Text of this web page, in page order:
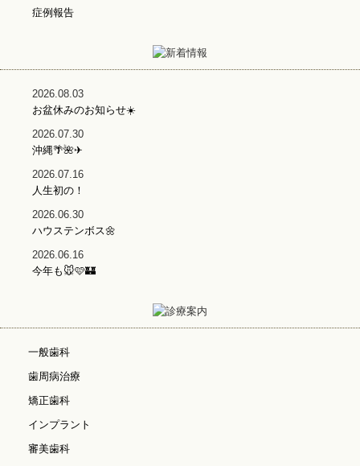
症例報告
2026.08.03
お盆休みのお知らせ☀️
2026.07.30
沖縄🌴🌺✈
2026.07.16
人生初の！
2026.06.30
ハウステンボス🌼
2026.06.16
今年も🐭🩷🏰
一般歯科
歯周病治療
矯正歯科
インプラント
審美歯科